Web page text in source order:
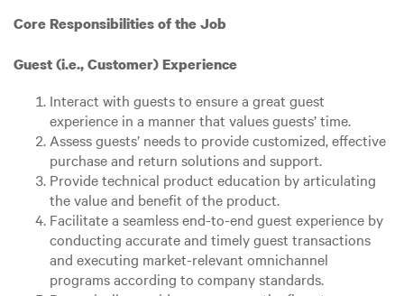
Core Responsibilities of the Job
Guest (i.e., Customer) Experience
Interact with guests to ensure a great guest
experience in a manner that values guests’ time.
Assess guests’ needs to provide customized, effective
purchase and return solutions and support.
Provide technical product education by articulating
the value and benefit of the product.
Facilitate a seamless end-to-end guest experience by
conducting accurate and timely guest transactions
and executing market-relevant omnichannel
programs according to company standards.